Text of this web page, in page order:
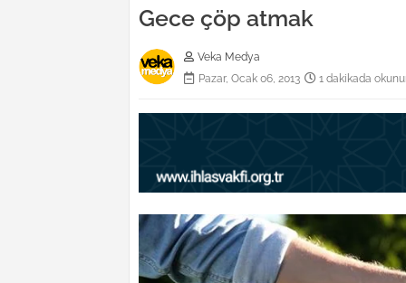
Gece çöp atmak
Veka Medya
Pazar, Ocak 06, 2013
1 dakikada